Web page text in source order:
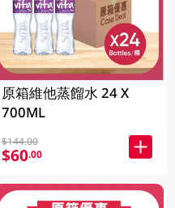
原箱維他蒸餾水 24 X
700ML
$144.00
$60.00